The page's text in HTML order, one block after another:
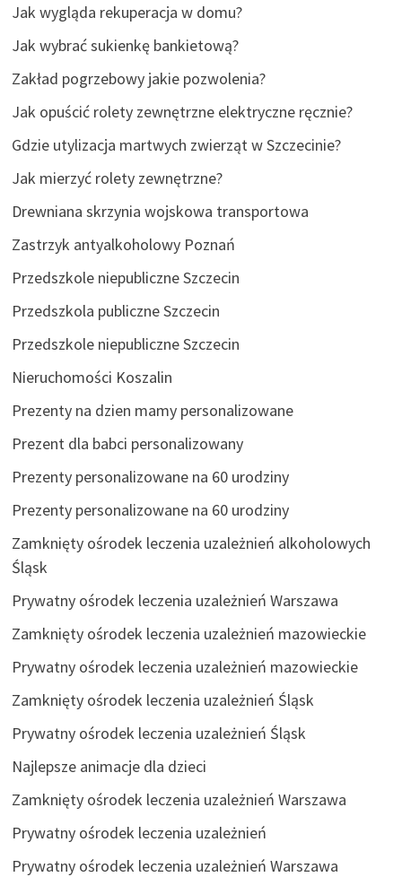
Jak wygląda rekuperacja w domu?
Jak wybrać sukienkę bankietową?
Zakład pogrzebowy jakie pozwolenia?
Jak opuścić rolety zewnętrzne elektryczne ręcznie?
Gdzie utylizacja martwych zwierząt w Szczecinie?
Jak mierzyć rolety zewnętrzne?
Drewniana skrzynia wojskowa transportowa
Zastrzyk antyalkoholowy Poznań
Przedszkole niepubliczne Szczecin
Przedszkola publiczne Szczecin
Przedszkole niepubliczne Szczecin
Nieruchomości Koszalin
Prezenty na dzien mamy personalizowane
Prezent dla babci personalizowany
Prezenty personalizowane na 60 urodziny
Prezenty personalizowane na 60 urodziny
Zamknięty ośrodek leczenia uzależnień alkoholowych
Śląsk
Prywatny ośrodek leczenia uzależnień Warszawa
Zamknięty ośrodek leczenia uzależnień mazowieckie
Prywatny ośrodek leczenia uzależnień mazowieckie
Zamknięty ośrodek leczenia uzależnień Śląsk
Prywatny ośrodek leczenia uzależnień Śląsk
Najlepsze animacje dla dzieci
Zamknięty ośrodek leczenia uzależnień Warszawa
Prywatny ośrodek leczenia uzależnień
Prywatny ośrodek leczenia uzależnień Warszawa